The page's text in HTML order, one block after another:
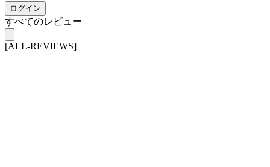
ログイン
すべてのレビュー
[ALL-REVIEWS]